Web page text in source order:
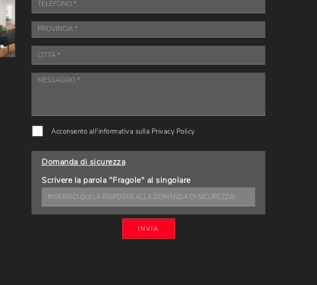
Acconsento all'informativa sulla Privacy Policy
Domanda di sicurezza
Scrivere la parola "Fragole" al singolare
INVIA